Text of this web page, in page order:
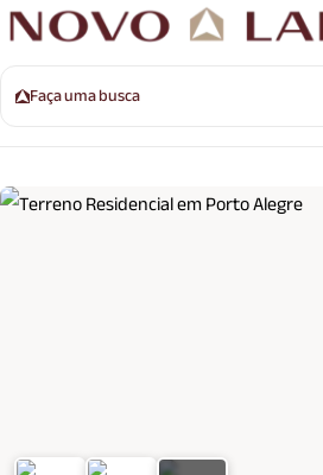
Faça uma busca